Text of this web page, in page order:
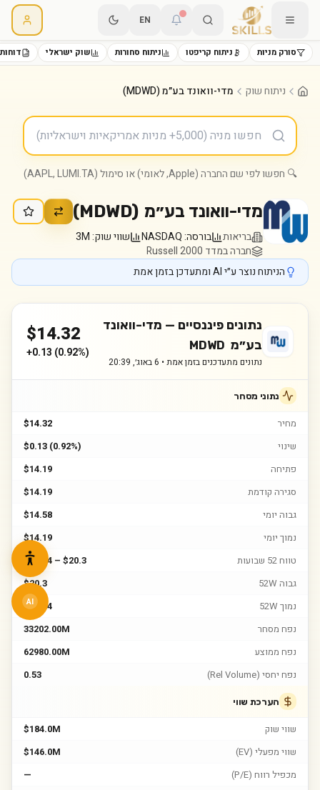
EN
סורק מניות ניתוח קריפטו ניתוח סחורות שוק ישראלי
ניתוח שוק מדי-וואונד בע״מ (MDWD)
🔍 חפשו לפי שם החברה (Apple, לאומי) או סימול (AAPL, LUMI.TA)
מדי-וואונד בע״מ (
MDWD
)
בריאות בורסה:NASDAQ שווי שוק:3M
חברה במדד Russell 2000
הניתוח נוצר ע״י AI ומתעדכן בזמן אמת
נתונים פיננסיים — מדי-וואונד
בע״מ MDWD
נתונים מתעדכנים בזמן אמת • 6 באוג׳, 20:39
$14.32
+0.13 (0.92%)
נתוני מסחר
מחיר
$14.32
שינוי
$0.13 (0.92%)
פתיחה
$14.19
סגירה קודמת
$14.19
גבוה יומי
$14.58
נמוך יומי
$14.19
טווח 52 שבועות
$13.54 – $20.3
גבוה 52W
$20.3
נמוך 52W
$13.54
נפח מסחר
33202.00M
נפח ממוצע
62980.00M
נפח יחסי (Rel Volume)
0.53
הערכת שווי
שווי שוק
$184.0M
שווי מפעלי (EV)
$146.0M
מכפיל רווח (P/E)
—
AI